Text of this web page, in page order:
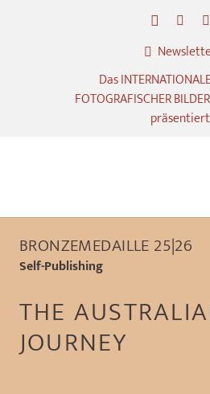
Das
FOTOGRAFISCHER
präsentiert
BRONZEMEDAILLE 25|26
Self-Publishing
THE
JOURNEY